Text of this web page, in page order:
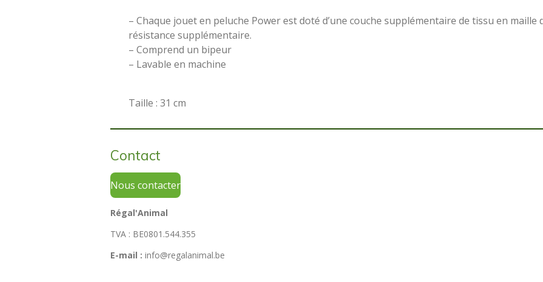
– Chaque jouet en peluche Power est doté d’une couche supplémentaire de tissu en
résistance supplémentaire.
– Comprend un bipeur
– Lavable en machine
Taille : 31 cm
Contact
Nous contacter
Régal'Animal
TVA : BE0801.544.355
E-mail : info@regalanimal.be